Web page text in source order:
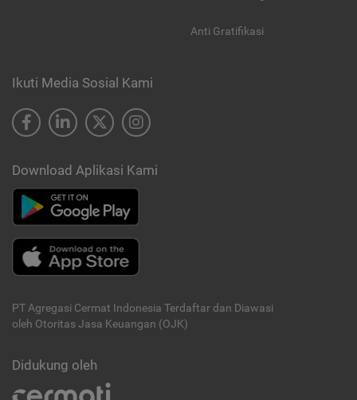
Anti Gratifikasi
Ikuti Media Sosial Kami
Download Aplikasi Kami
PT Agregasi Cermat Indonesia Terdaftar dan Diawasi
oleh Otoritas Jasa Keuangan (OJK)
Didukung oleh